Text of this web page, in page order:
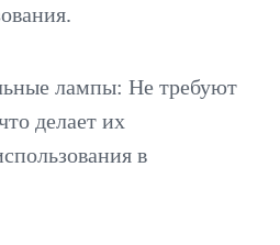
лампы: Не требуют
делает их
в